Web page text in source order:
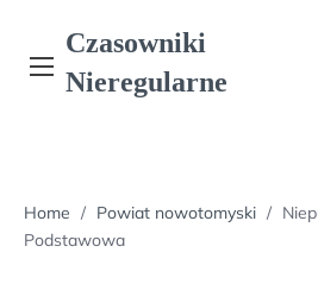
content
Czasowniki
Nieregularne
Home / Powiat nowotomyski /
Podstawowa